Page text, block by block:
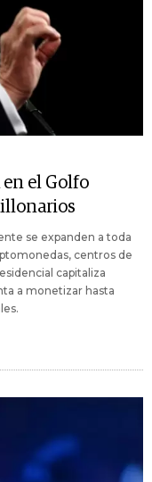
el Golfo
se expanden a toda
centros de
capitaliza
a monetizar hasta